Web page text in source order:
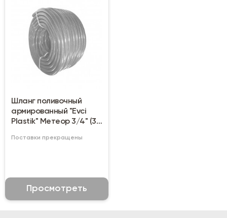
Шланг поливочный
армированный "Evci
Plastik" Метеор 3/4" (30
Поставки прекращены
Просмотреть